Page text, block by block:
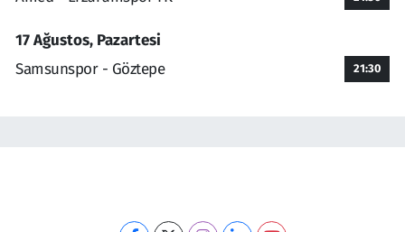
17 Ağustos, Pazartesi
Samsunspor - Göztepe
21:30